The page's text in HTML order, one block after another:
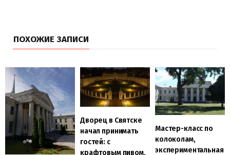
ПОХОЖИЕ ЗАПИСИ
Дворец в Святске
начал принимать
гостей: с
крафтовым пивом,
Мастер-класс по
колоколам,
экспериментальная